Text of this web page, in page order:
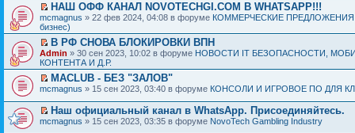
НАШ ОФФ КАНАЛ NOVOTECHGI.COM В WHATSAPP!!!
mcmagnus » 22 фев 2024, 04:08 в форуме КОММЕРЧЕСКИЕ ПРЕДЛОЖЕНИЯ
бизнес)
В РФ СНОВА БЛОКИРОВКИ ВПН
Admin » 30 сен 2023, 10:02 в форуме НОВОСТИ IT БЕЗОПАСНОСТИ,
КОНТЕНТА И Д.Р.
MACLUB - БЕЗ "ЗАЛОВ"
mcmagnus » 15 сен 2023, 03:40 в форуме КОНСОЛИ И ИГРОВОЕ ПО ДЛЯ
Наш официальный канал в WhatsApp. Присоединяйтесь.
mcmagnus » 15 сен 2023, 03:35 в форуме NovoTech Gambling Industry